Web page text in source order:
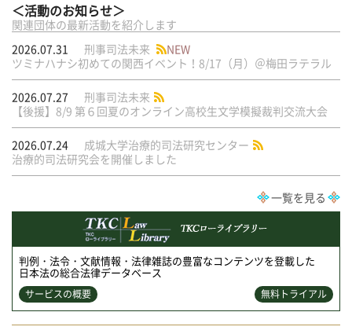
＜活動のお知らせ＞
関連団体の最新活動を紹介します
2026.07.31
刑事司法未来
NEW
ツミナハナシ初めての関西イベント！8/17（月）＠梅田ラテラル
2026.07.27
刑事司法未来
【後援】8/9 第６回夏のオンライン高校生文学模擬裁判交流大会
2026.07.24
成城大学治療的司法研究センター
治療的司法研究会を開催しました
一覧を見る
判例・法令・文献情報・法律雑誌の豊富なコンテンツを登載した
日本法の総合法律データベース
サービスの概要 無料トライアル